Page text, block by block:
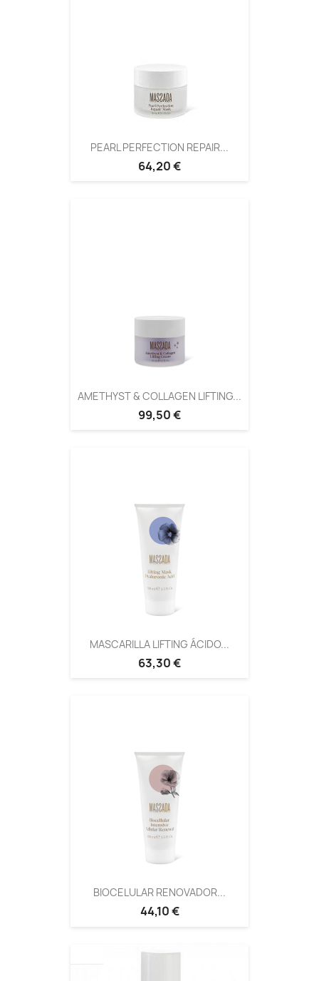
PEARL PERFECTION REPAIR...
64,20 €
AMETHYST & COLLAGEN LIFTING...
99,50 €
MASCARILLA LIFTING ÁCIDO...
63,30 €
BIOCELULAR RENOVADOR...
44,10 €